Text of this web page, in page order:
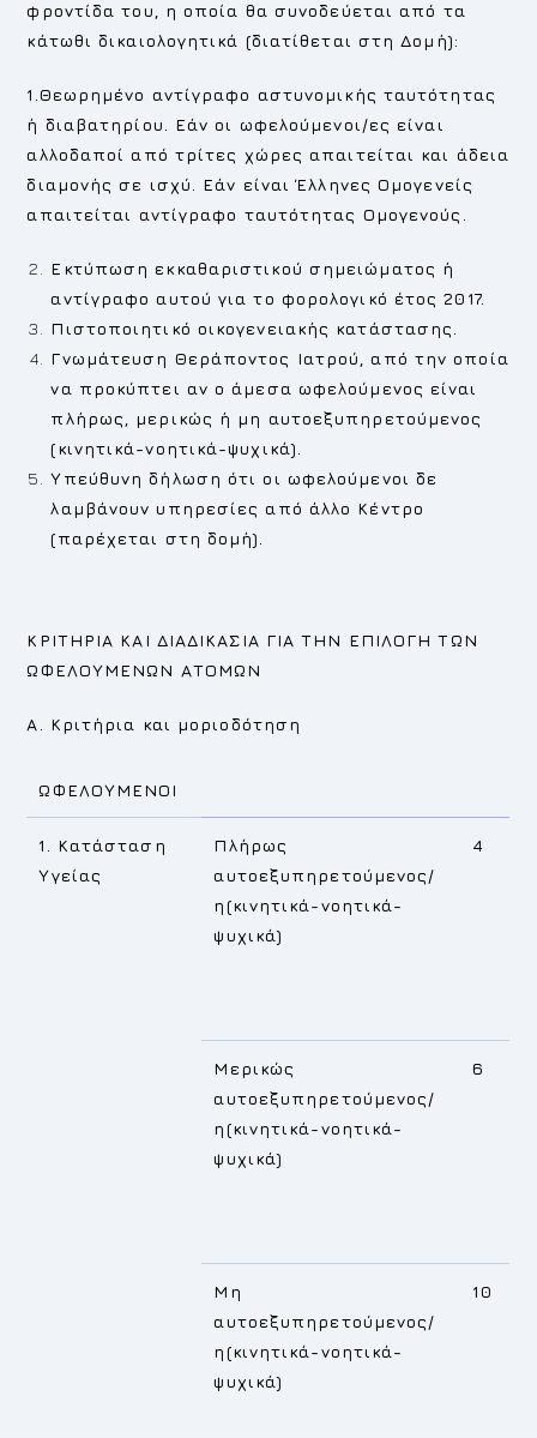
φροντίδα του, η οποία θα συνοδεύεται από τα
κάτωθι δικαιολογητικά (διατίθεται στη Δομή):
1.Θεωρημένο αντίγραφο αστυνομικής ταυτότητας
ή διαβατηρίου. Εάν οι ωφελούμενοι/ες είναι
αλλοδαποί από τρίτες χώρες απαιτείται και άδεια
διαμονής σε ισχύ. Εάν είναι Έλληνες Ομογενείς
απαιτείται αντίγραφο ταυτότητας Ομογενούς.
Εκτύπωση εκκαθαριστικού σημειώματος ή
αντίγραφο αυτού για το φορολογικό έτος 2017.
Πιστοποιητικό οικογενειακής κατάστασης.
Γνωμάτευση Θεράποντος Ιατρού, από την οποία
να προκύπτει αν ο άμεσα ωφελούμενος είναι
πλήρως, μερικώς ή μη αυτοεξυπηρετούμενος
(κινητικά-νοητικά-ψυχικά).
Υπεύθυνη δήλωση ότι οι ωφελούμενοι δε
λαμβάνουν υπηρεσίες από άλλο Κέντρο
(παρέχεται στη δομή).
ΚΡΙΤΗΡΙΑ ΚΑΙ ΔΙΑΔΙΚΑΣΙΑ ΓΙΑ ΤΗΝ ΕΠΙΛΟΓΗ ΤΩΝ
ΩΦΕΛΟΥΜΕΝΩΝ ΑΤΟΜΩΝ
Α. Κριτήρια και μοριοδότηση
ΩΦΕΛΟΥΜΕΝΟΙ
1. Κατάσταση
Υγείας
Πλήρως
αυτοεξυπηρετούμενος/
η(κινητικά-νοητικά-
ψυχικά)
4
Μερικώς
αυτοεξυπηρετούμενος/
η(κινητικά-νοητικά-
ψυχικά)
6
Μη
αυτοεξυπηρετούμενος/
η(κινητικά-νοητικά-
ψυχικά)
10